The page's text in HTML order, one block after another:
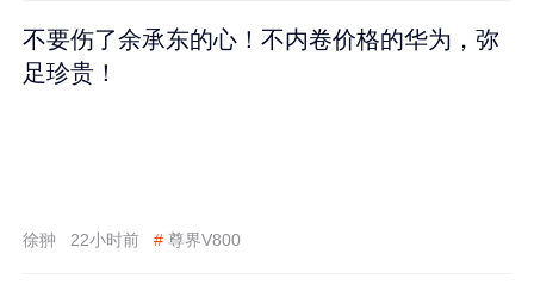
不要伤了余承东的心！不内卷价格的华为，弥
足珍贵！
徐翀 22小时前 # 尊界V800